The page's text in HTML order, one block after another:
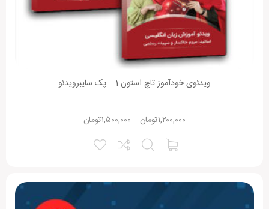
ویدئوی خودآموز تاچ استون 1 – پک سایبرویدئو
تومان۱,۲۰۰,۰۰۰ – تومان۱,۵۰۰,۰۰۰